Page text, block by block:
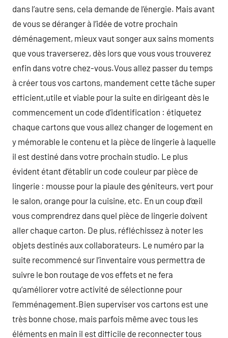
dans l’autre sens, cela demande de l’énergie. Mais avant
de vous se déranger à l’idée de votre prochain
déménagement, mieux vaut songer aux sains moments
que vous traverserez, dès lors que vous vous trouverez
enfin dans votre chez-vous.Vous allez passer du temps
à créer tous vos cartons, mandement cette tâche super
efficient,utile et viable pour la suite en dirigeant dès le
commencement un code d’identification : étiquetez
chaque cartons que vous allez changer de logement en
y mémorable le contenu et la pièce de lingerie à laquelle
il est destiné dans votre prochain studio. Le plus
évident étant d’établir un code couleur par pièce de
lingerie : mousse pour la piaule des géniteurs, vert pour
le salon, orange pour la cuisine, etc. En un coup d’œil
vous comprendrez dans quel pièce de lingerie doivent
aller chaque carton. De plus, réfléchissez à noter les
objets destinés aux collaborateurs. Le numéro par la
suite recommencé sur l’inventaire vous permettra de
suivre le bon routage de vos effets et ne fera
qu’améliorer votre activité de sélectionne pour
l’emménagement.Bien superviser vos cartons est une
très bonne chose, mais parfois même avec tous les
éléments en main il est difficile de reconnecter tous